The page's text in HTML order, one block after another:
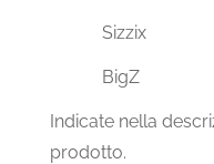
Sizzix
BigZ
Indicate nella
prodotto.